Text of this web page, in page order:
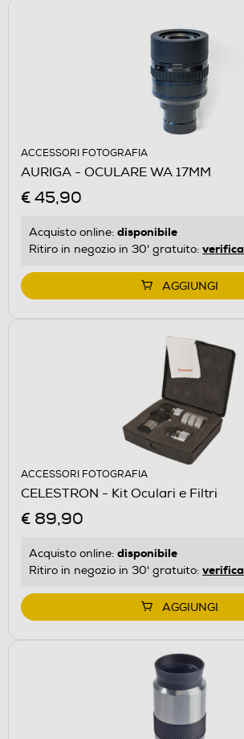
ACCESSORI FOTOGRAFIA
AURIGA - OCULARE WA 17MM
€ 45,90
Acquisto online: disponibile
Ritiro in negozio in 30' gratuito: verifica
AGGIUNGI
ACCESSORI FOTOGRAFIA
CELESTRON - Kit Oculari e Filtri
€ 89,90
Acquisto online: disponibile
Ritiro in negozio in 30' gratuito: verifica
AGGIUNGI